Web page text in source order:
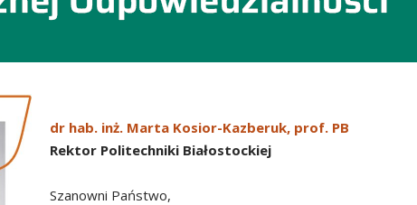
dr hab. inż. Marta Kosior-Kazberuk, prof. PB
Rektor Politechniki Białostockiej
Szanowni Państwo,